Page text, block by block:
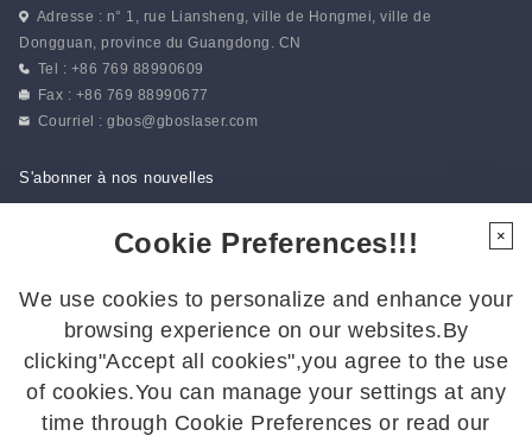
Adresse : n° 1, rue Liansheng, ville de Hongmei, ville de
Dongguan, province du Guangdong. CN
Tel : +86 769 88990609
Fax : +86 769 88990677
Courriel :gbos@gboslaser.com
S'abonner à nos nouvelles
Suivez-nous pour rester informé des dernières actualités :
Cookie Preferences!!!
We use cookies to personalize and enhance your
browsing experience on our websites.By
clicking"Accept all cookies",you agree to the use
of cookies.You can manage your settings at any
time through Cookie Preferences or read our
×